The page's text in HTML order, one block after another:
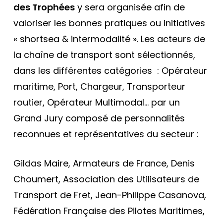
des Trophéesy sera organisée afin de
valoriser les bonnes pratiques ou initiatives
« shortsea & intermodalité ». Les acteurs de
la chaîne de transport sont sélectionnés,
dans les différentes catégories : Opérateur
maritime, Port, Chargeur, Transporteur
routier, Opérateur Multimodal… par un
Grand Jury composé de personnalités
reconnues et représentatives du secteur :
Gildas Maire, Armateurs de France, Denis
Choumert, Association des Utilisateurs de
Transport de Fret, Jean-Philippe Casanova,
Fédération Française des Pilotes Maritimes,